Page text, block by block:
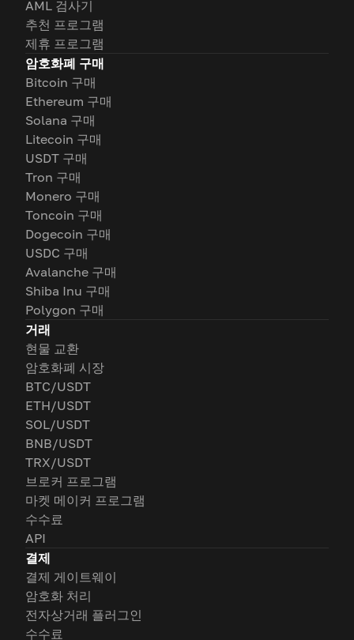
AML 검사기
추천 프로그램
제휴 프로그램
암호화폐 구매
Bitcoin 구매
Ethereum 구매
Solana 구매
Litecoin 구매
USDT 구매
Tron 구매
Monero 구매
Toncoin 구매
Dogecoin 구매
USDC 구매
Avalanche 구매
Shiba Inu 구매
Polygon 구매
거래
현물 교환
암호화폐 시장
BTC/USDT
ETH/USDT
SOL/USDT
BNB/USDT
TRX/USDT
브로커 프로그램
마켓 메이커 프로그램
수수료
API
결제
결제 게이트웨이
암호화 처리
전자상거래 플러그인
수수료